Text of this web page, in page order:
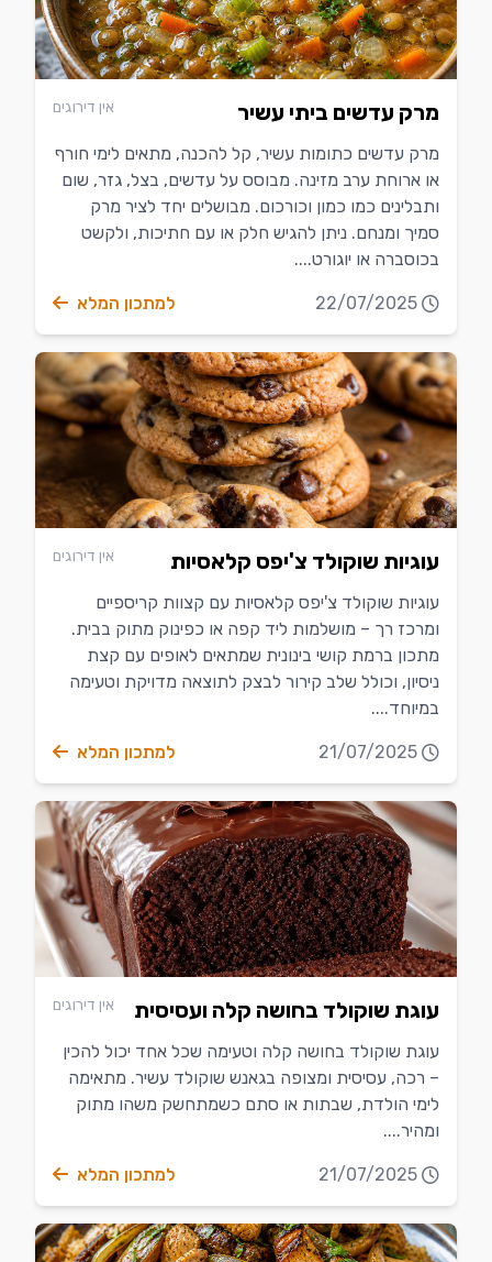
מרק עדשים ביתי עשיר אין דירוגים
מרק עדשים כתומות עשיר, קל להכנה, מתאים לימי חורף
או ארוחת ערב מזינה. מבוסס על עדשים, בצל, גזר, שום
ותבלינים כמו כמון וכורכום. מבושלים יחד לציר מרק
סמיך ומנחם. ניתן להגיש חלק או עם חתיכות, ולקשט
בכוסברה או יוגורט....
22/07/2025 למתכון המלא
עוגיות שוקולד צ'יפס קלאסיות אין דירוגים
עוגיות שוקולד צ'יפס קלאסיות עם קצוות קריספיים
ומרכז רך – מושלמות ליד קפה או כפינוק מתוק בבית.
מתכון ברמת קושי בינונית שמתאים לאופים עם קצת
ניסיון, וכולל שלב קירור לבצק לתוצאה מדויקת וטעימה
במיוחד....
21/07/2025 למתכון המלא
עוגת שוקולד בחושה קלה ועסיסית אין דירוגים
עוגת שוקולד בחושה קלה וטעימה שכל אחד יכול להכין
– רכה, עסיסית ומצופה בגאנש שוקולד עשיר. מתאימה
לימי הולדת, שבתות או סתם כשמתחשק משהו מתוק
ומהיר....
21/07/2025 למתכון המלא